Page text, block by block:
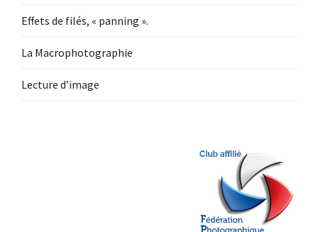
Effets de filés, « panning ».
La Macrophotographie
Lecture d’image